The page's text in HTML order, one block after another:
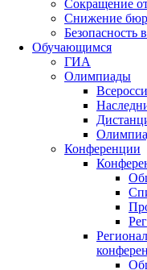
Сокращение
Снижение
Безопасность
Обучающимся
ГИА
Олимпиады
Конференции